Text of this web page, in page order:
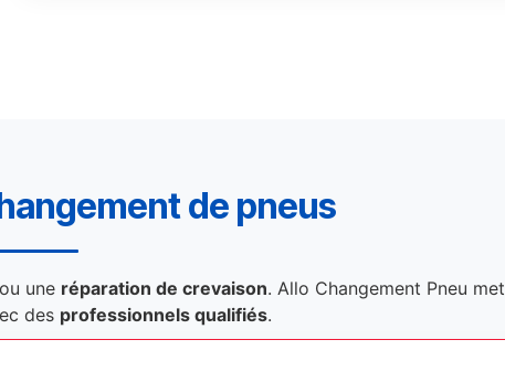
de pneus
une réparation de crevaison. Allo Changement Pneu met
des professionnels qualifiés.